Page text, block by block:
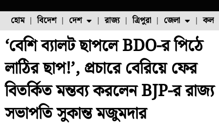
হোম বিদেশ দেশ
ফুল চাষ ফল চাষ মাছ চাষ পোল্ট্রি চাষ
রাজ্য ত্রিপুরা জেলা
উত্তর ২৪ পরগনা
‘বেশি ব্যালট ছাপলে BDO-র পিঠে
লাঠির ছাপ!’, প্রচারে বেরিয়ে ফের
বিতর্কিত মন্তব্য করলেন BJP-র রাজ্য
সভাপতি সুকান্ত মজুমদার